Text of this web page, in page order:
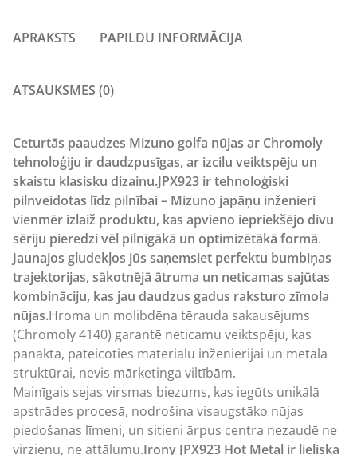
APRAKSTS PAPILDU INFORMĀCIJA
ATSAUKSMES (0)
Ceturtās paaudzes Mizuno golfa nūjas ar Chromoly
tehnoloģiju ir daudzpusīgas, ar izcilu veiktspēju un
skaistu klasisku dizainu.JPX923 ir tehnoloģiski
pilnveidotas līdz pilnībai – Mizuno japāņu inženieri
vienmēr izlaiž produktu, kas apvieno iepriekšējo divu
sēriju pieredzi vēl pilnīgākā un optimizētākā formā.
Jaunajos gludekļos jūs saņemsiet perfektu bumbiņas
trajektorijas, sākotnējā ātruma un neticamas sajūtas
kombināciju, kas jau daudzus gadus raksturo zīmola
nūjas.Hroma un molibdēna tērauda sakausējums
(Chromoly 4140) garantē neticamu veiktspēju, kas
panākta, pateicoties materiālu inženierijai un metāla
struktūrai, nevis mārketinga viltībām.
Mainīgais sejas virsmas biezums, kas iegūts unikālā
apstrādes procesā, nodrošina visaugstāko nūjas
piedošanas līmeni, un sitieni ārpus centra nezaudē ne
virzienu, ne attālumu.Irony JPX923 Hot Metal ir lieliska